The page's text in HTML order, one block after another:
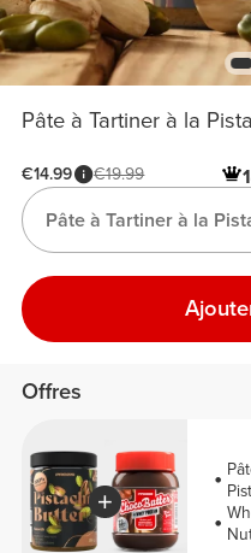
Pâte à Tartiner à la
€14.99 €19.99
Pâte à Tartiner à la
Offres